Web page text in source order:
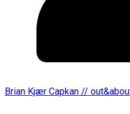
Brian Kjær Capkan //